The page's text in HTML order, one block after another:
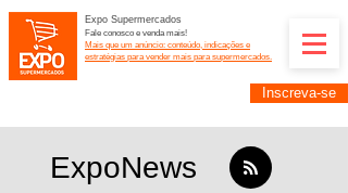
Expo Supermercados
Fale conosco e venda mais!
Mais que um anúncio: conteúdo, indicações e
estratégias para vender mais para supermercados.
Inscreva-se
ExpoNews